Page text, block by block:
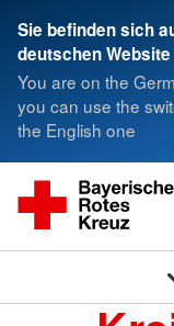
Sie befinden sich
deutschen Website
You are on the
you can use the
the English one